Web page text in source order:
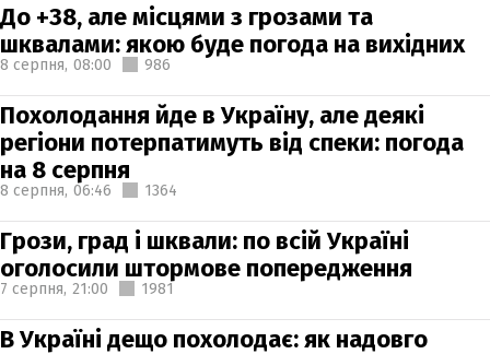
До +38, але місцями з грозами та
шквалами: якою буде погода на вихідних
8 серпня, 08:00 986
Похолодання йде в Україну, але деякі
регіони потерпатимуть від спеки: погода
на 8 серпня
8 серпня, 06:46 1364
Грози, град і шквали: по всій Україні
оголосили штормове попередження
7 серпня, 21:00 1981
В Україні дещо похолодає: як надовго